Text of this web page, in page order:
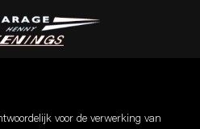
voor de verwerking van